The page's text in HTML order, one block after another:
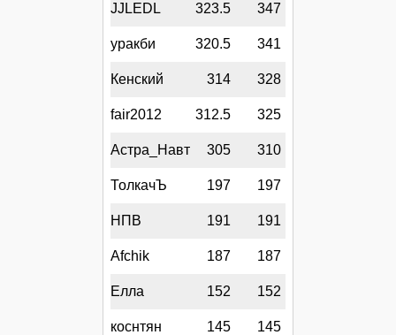
JJLEDL 323.5 347
уракби 320.5 341
Кенский 314 328
fair2012 312.5 325
Астра_Навт 305 310
ТолкачЪ 197 197
НПВ 191 191
Afchik 187 187
Елла 152 152
коснтян 145 145